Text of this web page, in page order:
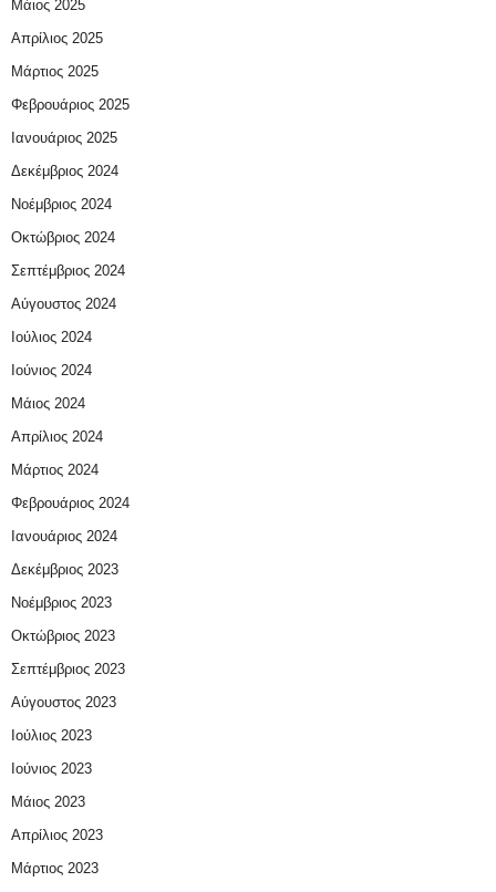
Μάιος 2025
Απρίλιος 2025
Μάρτιος 2025
Φεβρουάριος 2025
Ιανουάριος 2025
Δεκέμβριος 2024
Νοέμβριος 2024
Οκτώβριος 2024
Σεπτέμβριος 2024
Αύγουστος 2024
Ιούλιος 2024
Ιούνιος 2024
Μάιος 2024
Απρίλιος 2024
Μάρτιος 2024
Φεβρουάριος 2024
Ιανουάριος 2024
Δεκέμβριος 2023
Νοέμβριος 2023
Οκτώβριος 2023
Σεπτέμβριος 2023
Αύγουστος 2023
Ιούλιος 2023
Ιούνιος 2023
Μάιος 2023
Απρίλιος 2023
Μάρτιος 2023